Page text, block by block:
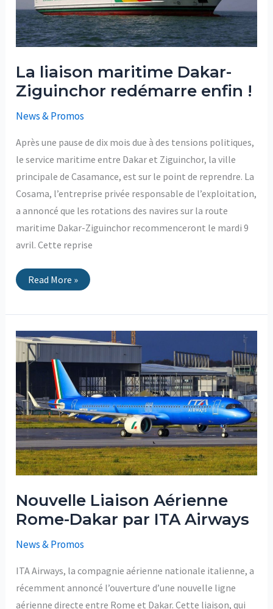
La liaison maritime Dakar-
Ziguinchor redémarre enfin !
News & Promos
Après une pause de dix mois due à des tensions politiques,
le service maritime entre Dakar et Ziguinchor, la ville
principale de Casamance, est sur le point de reprendre. La
Cosama, l’entreprise privée responsable de l’exploitation,
a annoncé que les rotations des navires sur la route
maritime Dakar-Ziguinchor recommenceront le mardi 9
avril. Cette reprise
Read More »
Nouvelle Liaison Aérienne
Rome-Dakar par ITA Airways
News & Promos
ITA Airways, la compagnie aérienne nationale italienne, a
récemment annoncé l’ouverture d’une nouvelle ligne
aérienne directe entre Rome et Dakar. Cette liaison, qui
Nouvelle
Liaison
Aérienne
Rome-
par
ITA
Airways